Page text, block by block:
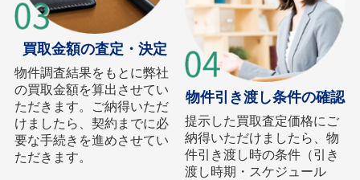
買取金額の査定・決定
物件調査結果をもとに弊社
の買取金額を算出させてい
ただきます。ご納得いただ
けましたら、契約までに必
要な手続きを進めさせてい
ただきます。
物件引き渡し条件の確認
提示した買取査定価格にご
納得いただけましたら、物
件引き渡し時の条件（引き
渡し時期・スケジュール